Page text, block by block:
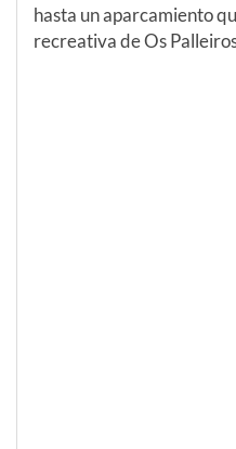
hasta un aparcamiento
recreativa de Os